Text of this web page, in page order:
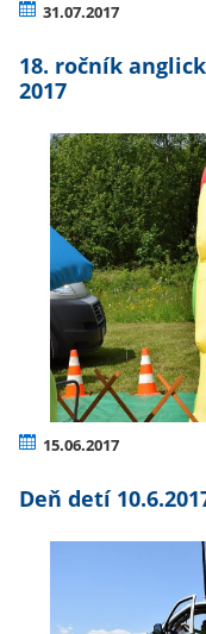
31.07.2017
18. ročník
2017
15.06.2017
Deň detí